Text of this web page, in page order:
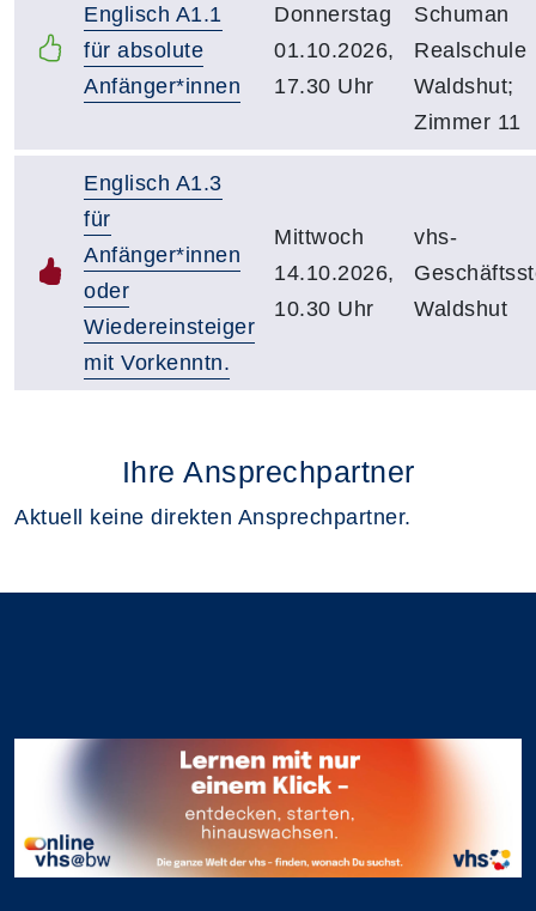
Englisch A1.1
für absolute
Anfänger*innen
Donnerstag
01.10.2026,
17.30 Uhr
Schuman
Realschule
Waldshut;
Zimmer 11
Englisch A1.3
für
Anfänger*innen
oder
Wiedereinsteiger
mit Vorkenntn.
Mittwoch
14.10.2026,
10.30 Uhr
vhs-
Waldshut
Ihre Ansprechpartner
Aktuell keine direkten Ansprechpartner.